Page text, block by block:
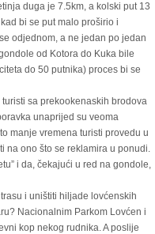
duga je 7.5km, a kolski put 13
bi se put malo proširio i
odjednom, a ne jedan po jedan
od Kotora do Kuka bile
do 50 putnika) proces bi se
sa prekookenaskih brodova
unaprijed su veoma
manje vremena turisti provedu u
na ono što se reklamira u ponudi.
i da, čekajući u red na gondole,
i uništiti hiljade lovćenskih
Nacionalnim Parkom Lovćen i
kop nekog rudnika. A poslije